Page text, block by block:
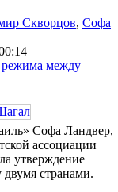
Скворцов, Софа
режима между
Софа Ландвер,
ассоциации
утверждение
странами.